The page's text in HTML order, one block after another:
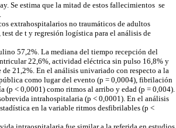
Se estima que la mitad de estos fallecimientos se
extrahospitalarios no traumáticos de adultos
de t y regresión logística para el análisis de
57,2%. La mediana del tiempo recepción del
22,6%, actividad eléctrica sin pulso 16,8% y
21,2%. En el análisis univariado con respecto a la
como lugar del evento (p = 0,0004), fibrilación
< 0,0001) como ritmos al arribo y edad (p = 0,004).
intrahospitalaria (p < 0,0001). En el análisis
en la variable ritmos desfibrilables (p <